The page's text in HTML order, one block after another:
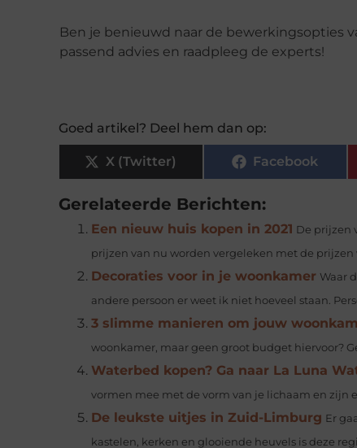
Ben je benieuwd naar de bewerkingsopties
passend advies en raadpleeg de experts!
Goed artikel? Deel hem dan op:
X (Twitter) Facebook
Gerelateerde Berichten:
Een nieuw huis kopen in 2021 De prijzen
prijzen van nu worden vergeleken met de prijzen
Decoraties voor in je woonkamer Waar
andere persoon er weet ik niet hoeveel staan.
3 slimme manieren om jouw
woonkamer, maar geen groot budget hiervoor?
Waterbed kopen? Ga naar La Luna
vormen mee met de vorm van je lichaam en zijn
De leukste uitjes in Zuid-Limburg Er
kastelen, kerken en glooiende heuvels is deze